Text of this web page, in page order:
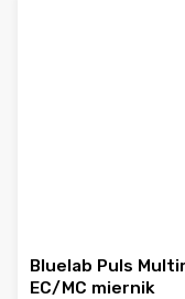
Bluelab Puls
EC/MC miernik